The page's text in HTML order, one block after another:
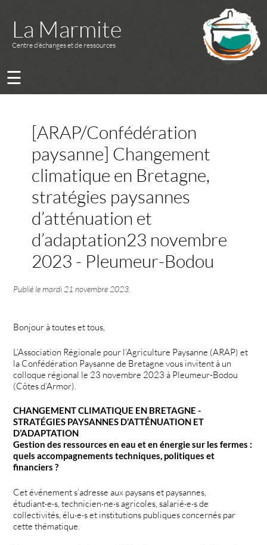
La Marmite
Centre d’échanges et de ressources
☰
[ARAP/Confédération
paysanne] Changement
climatique en Bretagne,
stratégies paysannes
d’atténuation et
d’adaptation23 novembre
2023 - Pleumeur-Bodou
Publié lemardi 21 novembre 2023
Bonjour à toutes et tous,
L’Association Régionale pour l’Agriculture Paysanne (ARAP) et
la Confédération Paysanne de Bretagne vous invitent à un
colloque régional le 23 novembre 2023 à Pleumeur-Bodou
(Côtes d’Armor).
CHANGEMENT CLIMATIQUE EN BRETAGNE -
STRATÉGIES PAYSANNES D’ATTÉNUATION ET
D’ADAPTATION
Gestion des ressources en eau et en énergie sur les fermes :
quels accompagnements techniques, politiques et
financiers ?
Cet événement s’adresse aux paysans et paysannes,
étudiant·e·s, technicien·ne·s agricoles, salarié·e·s de
collectivités, élu·e·s et institutions publiques concernés par
cette thématique.